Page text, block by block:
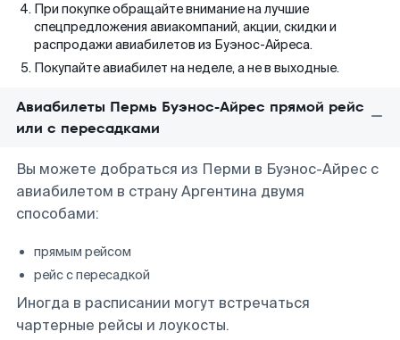
При покупке обращайте внимание на лучшие
спецпредложения авиакомпаний, акции, скидки и
распродажи авиабилетов из Буэнос-Айреса.
Покупайте авиабилет на неделе, а не в выходные.
Авиабилеты Пермь Буэнос-Айрес прямой рейс
или с пересадками
Вы можете добраться из Перми в Буэнос-Айрес с
авиабилетом в страну Аргентина двумя
способами:
прямым рейсом
рейс с пересадкой
Иногда в расписании могут встречаться
чартерные рейсы и лоукосты.